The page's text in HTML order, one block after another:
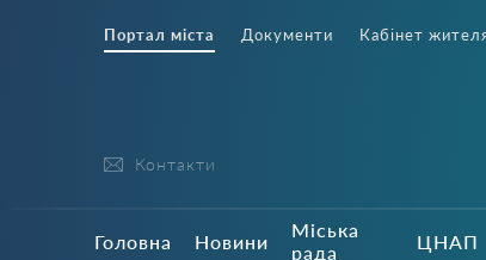
Портал міста Документи Кабінет
Контакти
Головна Новини
Міська
рада
ЦНАП